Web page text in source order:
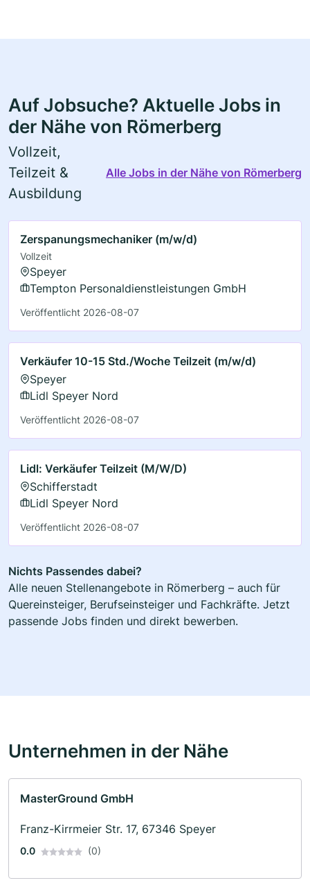
Auf Jobsuche? Aktuelle Jobs in
der Nähe von Römerberg
Vollzeit,
Teilzeit &
Ausbildung
Alle Jobs in der Nähe von Römerberg
Zerspanungsmechaniker (m/w/d)
Vollzeit
Speyer
Tempton Personaldienstleistungen GmbH
Veröffentlicht 2026-08-07
Verkäufer 10-15 Std./Woche Teilzeit (m/w/d)
Speyer
Lidl Speyer Nord
Veröffentlicht 2026-08-07
Lidl: Verkäufer Teilzeit (M/W/D)
Schifferstadt
Lidl Speyer Nord
Veröffentlicht 2026-08-07
Nichts Passendes dabei?
Alle neuen Stellenangebote in Römerberg – auch für
Quereinsteiger, Berufseinsteiger und Fachkräfte. Jetzt
passende Jobs finden und direkt bewerben.
Unternehmen in der Nähe
MasterGround GmbH
Franz-Kirrmeier Str. 17, 67346 Speyer
0.0 (0)